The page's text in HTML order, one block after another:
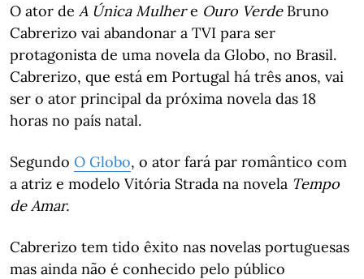
O ator de A Única Mulhere Ouro VerdeBruno
Cabrerizo vai abandonar a TVI para ser
protagonista de uma novela da Globo, no Brasil.
Cabrerizo, que está em Portugal há três anos, vai
ser o ator principal da próxima novela das 18
horas no país natal.
Segundo O Globo, o ator fará par romântico com
a atriz e modelo Vitória Strada na novela Tempo
de Amar.
Cabrerizo tem tido êxito nas novelas portuguesas
mas ainda não é conhecido pelo público